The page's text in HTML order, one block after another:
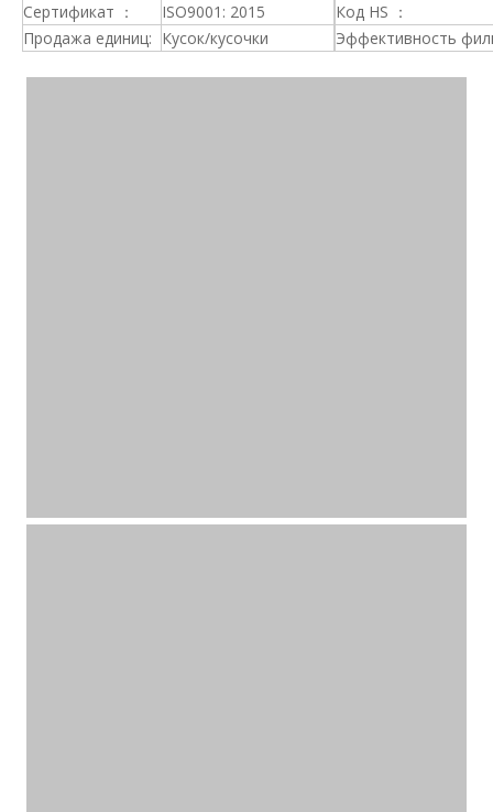
Сертификат ：
ISO9001: 2015
Код HS ：
Продажа единиц: Кусок/кусочки Эффективность